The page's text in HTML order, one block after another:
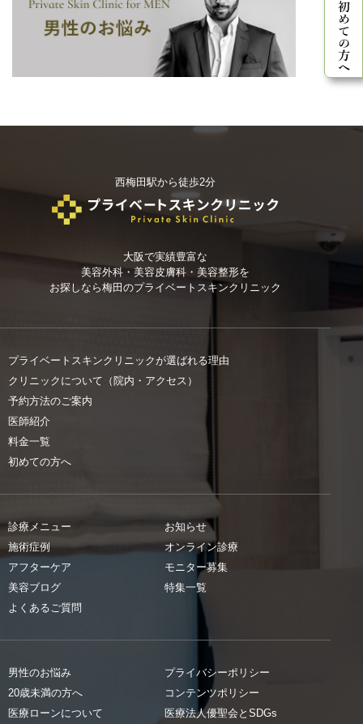
西梅田駅から徒歩2分
大阪で実績豊富な
美容外科・美容皮膚科・美容整形を
お探しなら梅田のプライベートスキンクリニック
プライベートスキンクリニックが選ばれる理由
クリニックについて（院内・アクセス）
予約方法のご案内
医師紹介
料金一覧
初めての方へ
診療メニュー
施術症例
アフターケア
美容ブログ
よくあるご質問
お知らせ
オンライン診療
モニター募集
特集一覧
男性のお悩み
20歳未満の方へ
医療ローンについて
プライバシーポリシー
コンテンツポリシー
医療法人優聖会とSDGs